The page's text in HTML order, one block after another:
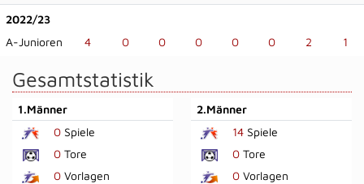
2022/23
A-Junioren
4 0 0 0 0 0 2 1
Gesamtstatistik
1.Männer
0 Spiele
0 Tore
0 Vorlagen
2.Männer
14Spiele
0Tore
0Vorlagen